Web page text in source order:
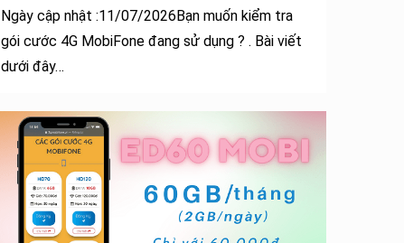
Ngày cập nhật :11/07/2026Bạn muốn kiểm tra
gói cước 4G MobiFone đang sử dụng ? . Bài viết
dưới đây…